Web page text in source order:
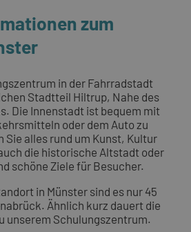
zum
in der Fahrradstadt
Stadtteil Hiltrup, Nahe des
Die Innenstadt ist bequem mit
oder dem Auto zu
Sie alles rund um Kunst, Kultur
die historische Altstadt oder
schöne Ziele für Besucher.
in Münster sind es nur 45
Ähnlich kurz dauert die
unserem Schulungszentrum.